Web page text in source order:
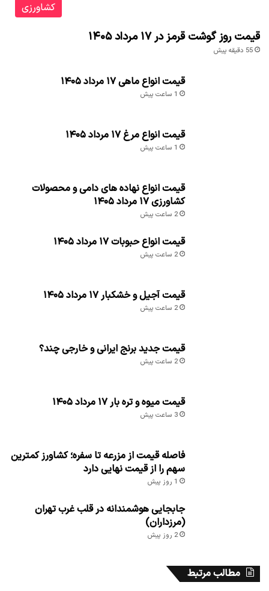
کشاورزی
قیمت روز گوشت قرمز در ۱۷ مرداد ۱۴۰۵
55 دقیقه پیش
قیمت انواع ماهی ۱۷ مرداد ۱۴۰۵
1 ساعت پیش
قیمت انواع مرغ ۱۷ مرداد ۱۴۰۵
1 ساعت پیش
قیمت انواع نهاده های دامی و محصولات
کشاورزی ۱۷ مرداد ۱۴۰۵
2 ساعت پیش
قیمت انواع حبوبات ۱۷ مرداد ۱۴۰۵
2 ساعت پیش
قیمت آجیل و خشکبار ۱۷ مرداد ۱۴۰۵
2 ساعت پیش
قیمت جدید برنج ایرانی و خارجی چند؟
2 ساعت پیش
قیمت میوه و تره بار ۱۷ مرداد ۱۴۰۵
3 ساعت پیش
فاصله قیمت از مزرعه تا سفره؛ کشاورز کمترین
سهم را از قیمت نهایی دارد
1 روز پیش
جابجایی هوشمندانه در قلب غرب تهران
(مرزداران)
2 روز پیش
مطالب مرتبط